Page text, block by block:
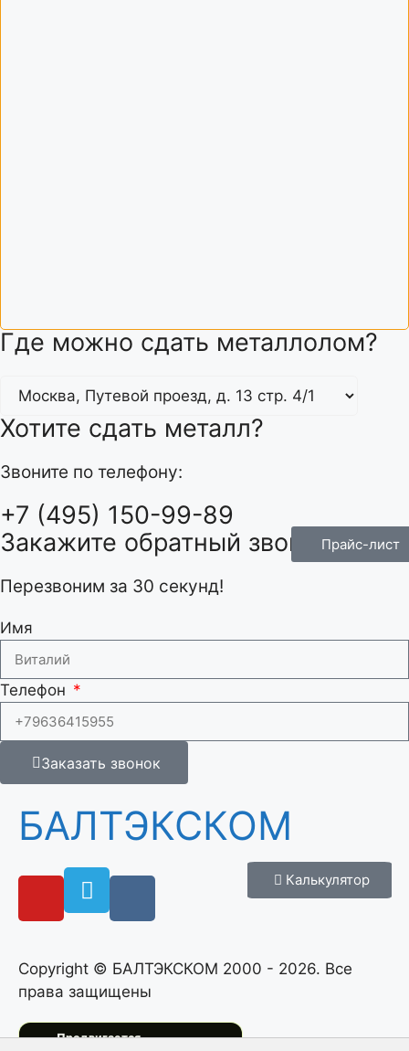
Где можно сдать металлолом?
Хотите сдать металл?
Звоните по телефону:
+7 (495) 150-99-89
Закажите обратный звонок!
Перезвоним за 30 секунд!
Имя
Телефон
Заказать звонок
Калькулятор
Прайс-лист
БАЛТЭКСКОМ
Copyright © БАЛТЭКСКОМ 2000 - 2026. Все
права защищены
Продвигается
Не пропустите важные изменения цен! 👀
Скачайте наш актуальный прайс-лист на
металлолом!📥